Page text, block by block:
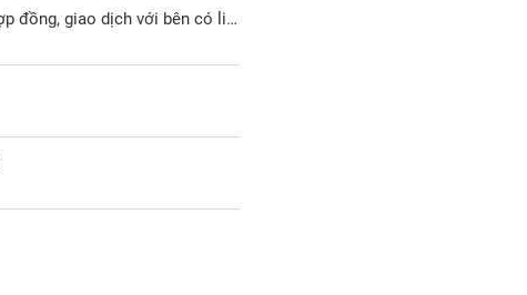
L45: Nghị quyết HĐQT thông qua chủ trương thực hiện các hợp đồng, giao dịch với bên có liên quan